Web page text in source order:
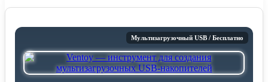
Мультизагрузочный USB / Бесплатно